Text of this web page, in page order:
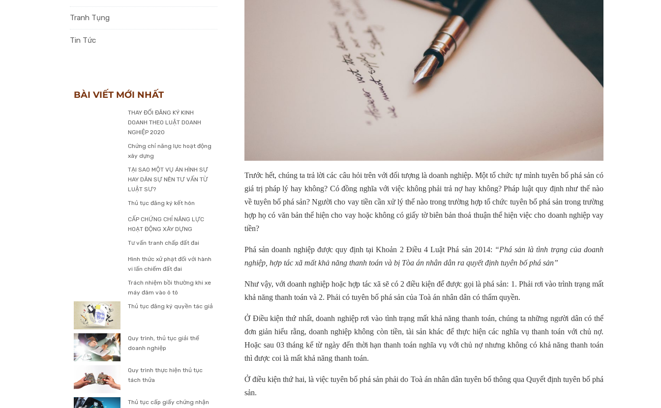
Tranh Tụng
Tin Tức
BÀI VIẾT MỚI NHẤT
THAY ĐỔI ĐĂNG KÝ KINH
DOANH THEO LUẬT DOANH
NGHIỆP 2020
Chứng chỉ năng lực hoạt động
xây dựng
TẠI SAO MỘT VỤ ÁN HÌNH SỰ
HAY DÂN SỰ NÊN TƯ VẤN TỪ
LUẬT SƯ?
Thủ tục đăng ký kết hôn
CẤP CHỨNG CHỈ NĂNG LỰC
HOẠT ĐỘNG XÂY DỰNG
Tư vấn tranh chấp đất đai
Hình thức xử phạt đối với hành
vi lấn chiếm đất đai
Trách nhiệm bồi thường khi xe
máy đâm vào ô tô
Thủ tục đăng ký quyền tác giả
Quy trình, thủ tục giải thể
doanh nghiệp
Quy trình thực hiện thủ tục
tách thửa
Thủ tục cấp giấy chứng nhận
Trước hết, chúng ta trả lời các câu hỏi trên với đối tượng là doanh nghiệp. Một tổ chức tự mình tuyên bố phá sản có
giá trị pháp lý hay không? Có đồng nghĩa với việc không phải trả nợ hay không? Pháp luật quy định như thế nào
về tuyên bố phá sản? Người cho vay tiền cần xử lý thế nào trong trường hợp tổ chức tuyên bố phá sản trong trường
hợp họ có văn bản thể hiện cho vay hoặc không có giấy tờ biên bản thoả thuận thể hiện việc cho doanh nghiệp vay
tiền?
Phá sản doanh nghiệp được quy định tại Khoản 2 Điều 4 Luật Phá sản 2014: “Phá sản là tình trạng của doanh
nghiệp, hợp tác xã mất khả năng thanh toán và bị Tòa án nhân dân ra quyết định tuyên bố phá sản”
Như vậy, với doanh nghiệp hoặc hợp tác xã sẽ có 2 điều kiện để được gọi là phá sản: 1. Phải rơi vào trình trạng mất
khả năng thanh toán và 2. Phải có tuyên bố phá sản của Toà án nhân dân có thẩm quyền.
Ở Điều kiện thứ nhất, doanh nghiệp rơi vào tình trạng mất khả năng thanh toán, chúng ta những người dân có thể
đơn giản hiểu rằng, doanh nghiệp không còn tiền, tài sản khác để thực hiện các nghĩa vụ thanh toán với chủ nợ.
Hoặc sau 03 tháng kể từ ngày đến thời hạn thanh toán nghĩa vụ với chủ nợ nhưng không có khả năng thanh toán
thì được coi là mất khả năng thanh toán.
Ở điều kiện thứ hai, là việc tuyên bố phá sản phải do Toà án nhân dân tuyên bố thông qua Quyết định tuyên bố phá
sản.